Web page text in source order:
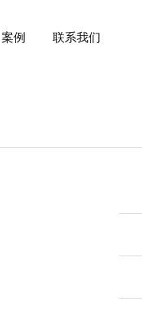
案例 联系我们